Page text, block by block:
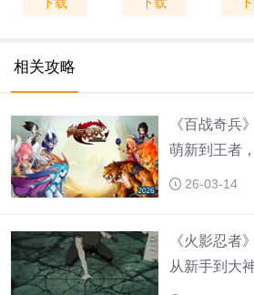
V5.0.8 V2.2.0
相关攻略
《百战奇兵
萌新到王者
26-03-14
《火影忍者
从新手到大